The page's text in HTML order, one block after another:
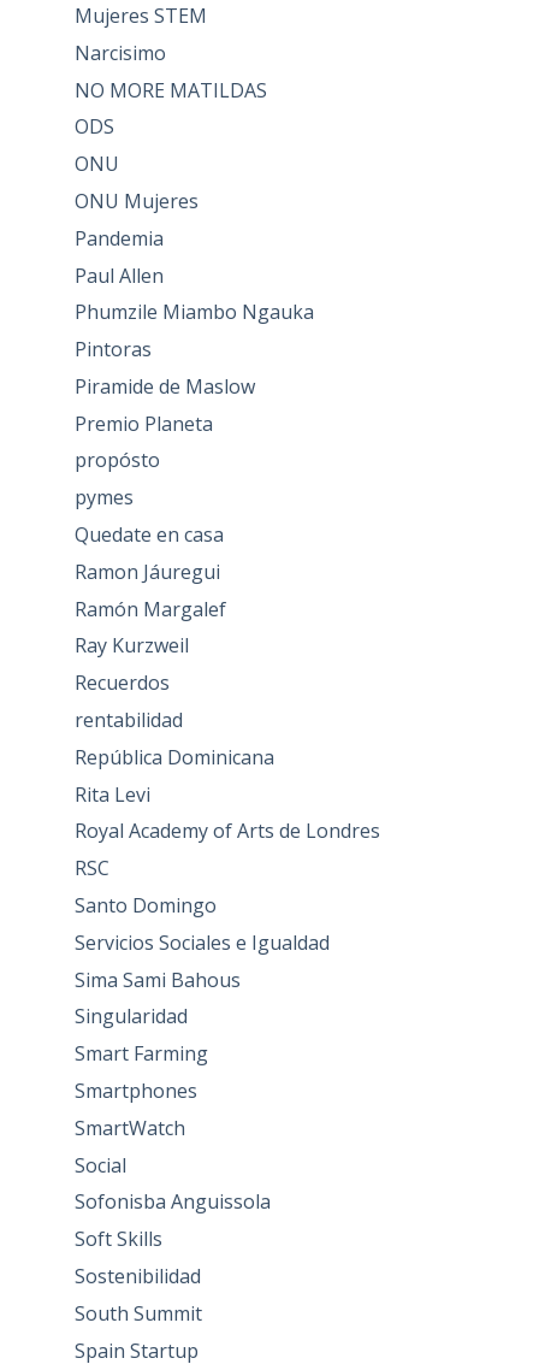
Mujeres STEM
Narcisimo
NO MORE MATILDAS
ODS
ONU
ONU Mujeres
Pandemia
Paul Allen
Phumzile Miambo Ngauka
Pintoras
Piramide de Maslow
Premio Planeta
propósto
pymes
Quedate en casa
Ramon Jáuregui
Ramón Margalef
Ray Kurzweil
Recuerdos
rentabilidad
República Dominicana
Rita Levi
Royal Academy of Arts de Londres
RSC
Santo Domingo
Servicios Sociales e Igualdad
Sima Sami Bahous
Singularidad
Smart Farming
Smartphones
SmartWatch
Social
Sofonisba Anguissola
Soft Skills
Sostenibilidad
South Summit
Spain Startup